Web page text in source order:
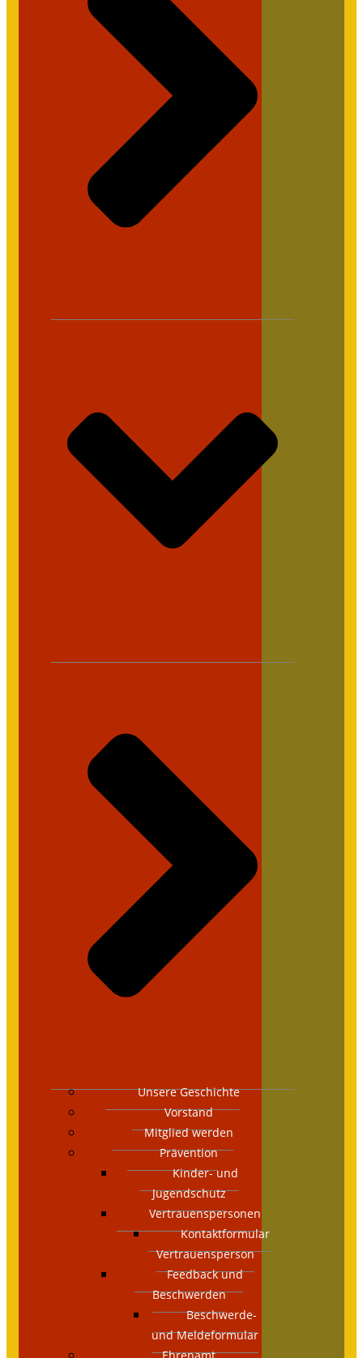
Unsere Geschichte
Vorstand
Mitglied werden
Prävention
Kinder- und
Jugendschutz
Vertrauenspersonen
Kontaktformular
Vertrauensperson
Feedback und
Beschwerden
Beschwerde-
und Meldeformular